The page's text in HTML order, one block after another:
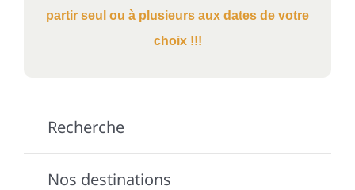
partir seul ou à plusieurs aux dates de votre
choix !!!
Recherche
Nos destinations